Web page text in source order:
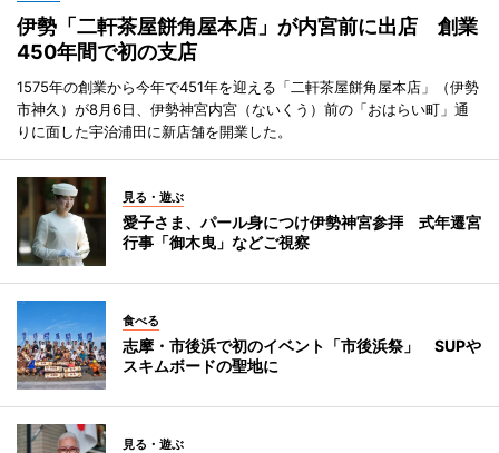
伊勢「二軒茶屋餅角屋本店」が内宮前に出店 創業
450年間で初の支店
1575年の創業から今年で451年を迎える「二軒茶屋餅角屋本店」（伊勢
市神久）が8月6日、伊勢神宮内宮（ないくう）前の「おはらい町」通
りに面した宇治浦田に新店舗を開業した。
見る・遊ぶ
愛子さま、パール身につけ伊勢神宮参拝 式年遷宮
行事「御木曳」などご視察
食べる
志摩・市後浜で初のイベント「市後浜祭」 SUPや
スキムボードの聖地に
見る・遊ぶ